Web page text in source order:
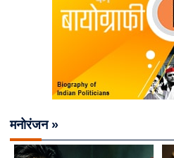
मनोरंजन »